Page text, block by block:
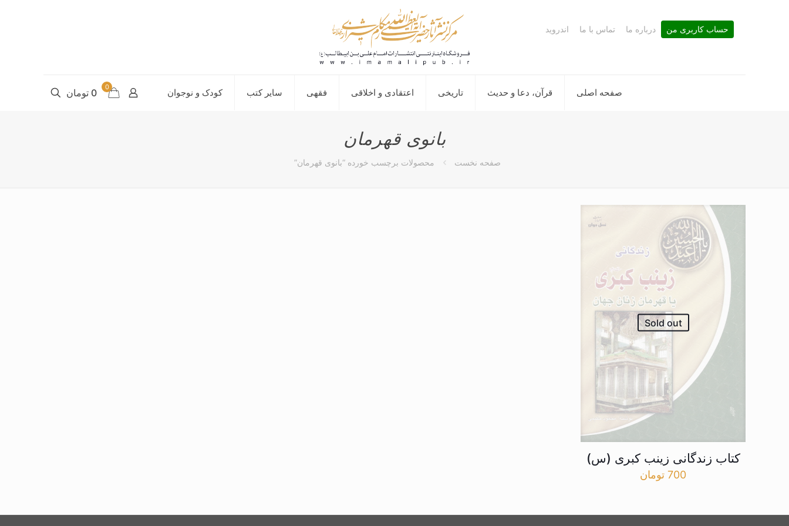
صفحه اصلی قرآن، دعا و حدیث تاریخی اعتقادی و اخلاقی فقهی سایر کتب کودک و نوجوان
حساب کاربری من درباره ما تماس با ما اندروید
0 0 تومان
بانوی قهرمان
صفحه نخست محصولات برچسب خورده “بانوی قهرمان”
Sold out
کتاب زندگانی زینب کبری (س)
700 تومان